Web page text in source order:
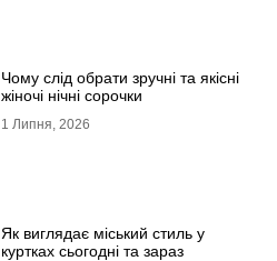
Чому слід обрати зручні та якісні
жіночі нічні сорочки
1 Липня, 2026
Як виглядає міський стиль у
куртках сьогодні та зараз